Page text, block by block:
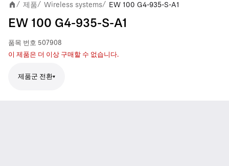
/ 제품/ Wireless systems/ EW 100 G4-935-S-A1
EW 100 G4-935-S-A1
품목 번호 507908
이 제품은 더 이상 구매할 수 없습니다.
제품군 전환